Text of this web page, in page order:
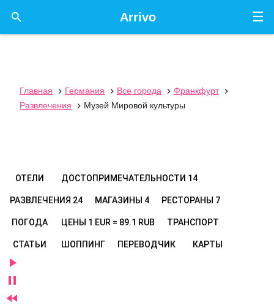
☰
Arrivo

Главная  Германия  Все города  Франкфурт

Развлечения
 Музей Мировой культуры
ОТЕЛИ ДОСТОПРИМЕЧАТЕЛЬНОСТИ 14
РАЗВЛЕЧЕНИЯ 24 МАГАЗИНЫ 4 РЕСТОРАНЫ 7
ПОГОДА ЦЕНЫ 1 EUR = 89.1 RUB ТРАНСПОРТ
СТАТЬИ ШОППИНГ ПЕРЕВОДЧИК КАРТЫ


